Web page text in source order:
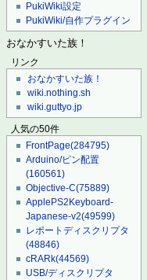
PukiWiki設定
PukiWiki/自作プラグイン
おなかすいた族！
リンク
おなかすいた族！
wiki.nothing.sh
wiki.guttyo.jp
人気の50件
FrontPage(284795)
Arduino/ピン配置
(160561)
Objective-C(75889)
ApplePS2Keyboard-
Japanese-v2(49599)
レポートディスクリプタ
(48846)
cRARk(44569)
USB/ディスクリプタ